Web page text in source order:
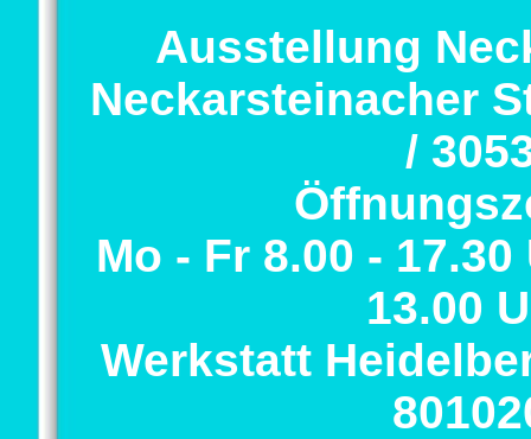
Ausstellung
Neckarsteinacher
/
Mo - Fr 8.00 - 17.30
13.00
Werkstatt